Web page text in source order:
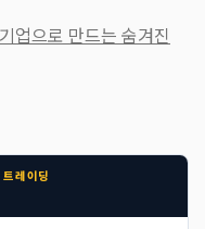
업으로 만드는 숨겨진
레이딩